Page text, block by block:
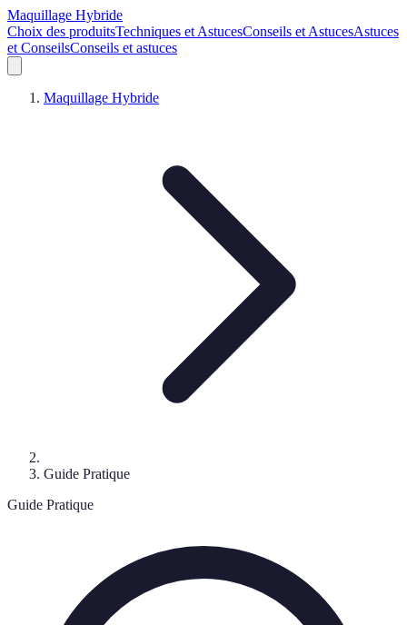
Maquillage Hybride
Choix des produitsTechniques et AstucesConseils et AstucesAstuces
et ConseilsConseils et astuces
Maquillage Hybride
Guide Pratique
Guide Pratique